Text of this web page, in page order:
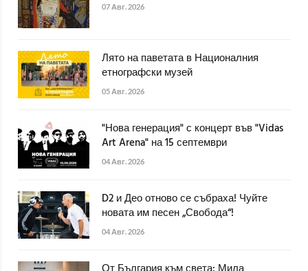
07 Авг. 2026
Лято на паветата в Националния
етнографски музей
05 Авг. 2026
"Нова генерация" с концерт във "Vidas
Art Arena" на 15 септември
04 Авг. 2026
D2 и Део отново се събраха! Чуйте
новата им песен „Свобода“!
04 Авг. 2026